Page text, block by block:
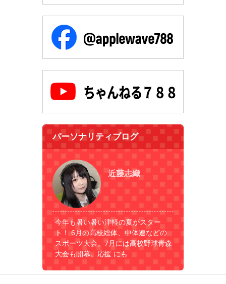
パーソナリティブログ
近藤志織
今年も暑い暑い津軽の夏がスター
ト！ 6月の高校総体、中体連などの
スポーツ大会。7月には高校野球青森
大会も開幕。応援 にも